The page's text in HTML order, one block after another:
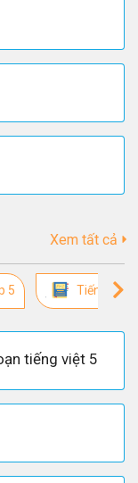
Xem tất cả
5 Tiếng Anh
tiếng việt 5